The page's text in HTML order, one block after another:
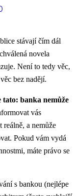
stávají čím dál
novela
Není to tedy věc,
bez nadějí.
tato: banka nemůže
vás
reálně, a nemůže
Pokud vám vydá
máte právo se
s bankou (nejlépe